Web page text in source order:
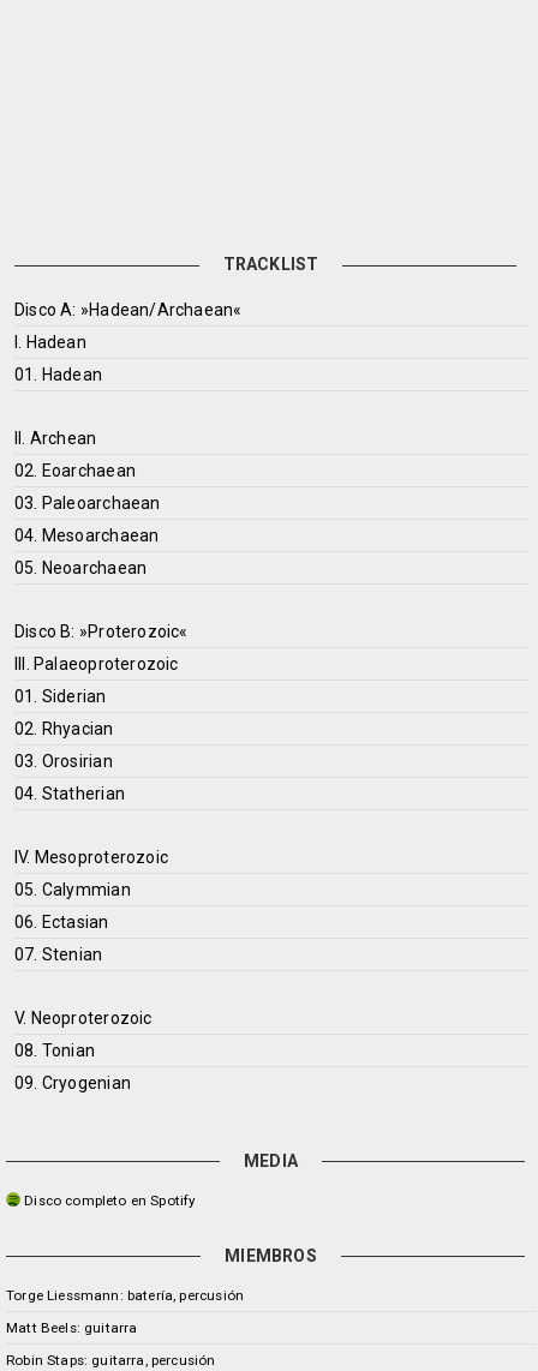
TRACKLIST
Disco A: »Hadean/Archaean«
I. Hadean
01. Hadean
II. Archean
02. Eoarchaean
03. Paleoarchaean
04. Mesoarchaean
05. Neoarchaean
Disco B: »Proterozoic«
III. Palaeoproterozoic
01. Siderian
02. Rhyacian
03. Orosirian
04. Statherian
IV. Mesoproterozoic
05. Calymmian
06. Ectasian
07. Stenian
V. Neoproterozoic
08. Tonian
09. Cryogenian
MEDIA
Disco completo en Spotify
MIEMBROS
Torge Liessmann: batería, percusión
Matt Beels: guitarra
Robin Staps: guitarra, percusión